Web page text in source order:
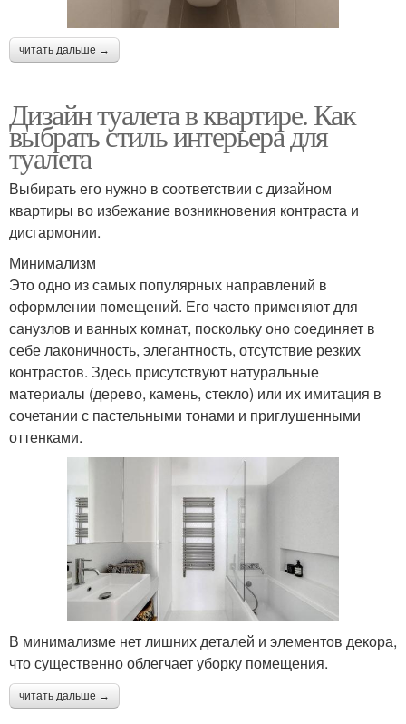
читать дальше →
Дизайн туалета в квартире. Как
выбрать стиль интерьера для
туалета
Выбирать его нужно в соответствии с дизайном
квартиры во избежание возникновения контраста и
дисгармонии.
Минимализм
Это одно из самых популярных направлений в
оформлении помещений. Его часто применяют для
санузлов и ванных комнат, поскольку оно соединяет в
себе лаконичность, элегантность, отсутствие резких
контрастов. Здесь присутствуют натуральные
материалы (дерево, камень, стекло) или их имитация в
сочетании с пастельными тонами и приглушенными
оттенками.
В минимализме нет лишних деталей и элементов декора,
что существенно облегчает уборку помещения.
читать дальше →